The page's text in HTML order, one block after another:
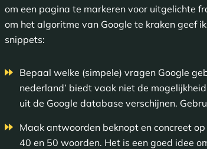
om een pagina te markeren voor uitgelichte
om het algoritme van Google te kraken geef
snippets:
Bepaal welke (simpele) vragen Google
nederland’ biedt vaak niet de
uit de Google database verschijnen.
Maak antwoorden beknopt en concreet
40 en 50 woorden. Het is een goed idee